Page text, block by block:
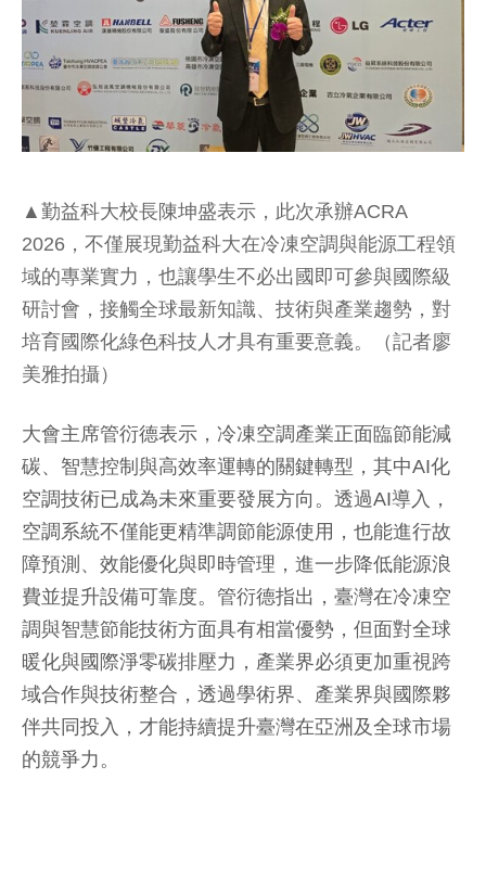
▲勤益科大校長陳坤盛表示，此次承辦ACRA
2026，不僅展現勤益科大在冷凍空調與能源工程領
域的專業實力，也讓學生不必出國即可參與國際級
研討會，接觸全球最新知識、技術與產業趨勢，對
培育國際化綠色科技人才具有重要意義。（記者廖
美雅拍攝）
大會主席管衍德表示，冷凍空調產業正面臨節能減
碳、智慧控制與高效率運轉的關鍵轉型，其中AI化
空調技術已成為未來重要發展方向。透過AI導入，
空調系統不僅能更精準調節能源使用，也能進行故
障預測、效能優化與即時管理，進一步降低能源浪
費並提升設備可靠度。管衍德指出，臺灣在冷凍空
調與智慧節能技術方面具有相當優勢，但面對全球
暖化與國際淨零碳排壓力，產業界必須更加重視跨
域合作與技術整合，透過學術界、產業界與國際夥
伴共同投入，才能持續提升臺灣在亞洲及全球市場
的競爭力。